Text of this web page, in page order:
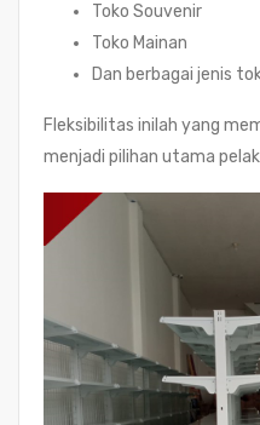
Toko Souvenir
Toko Mainan
Dan berbagai jenis
Fleksibilitas inilah yang
menjadi pilihan utama